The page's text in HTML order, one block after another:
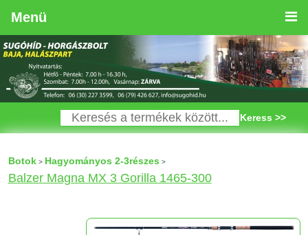
Menü
Keress >>
Botok> Hagyományos 2-3részes >
Balzer Magna MX 3 Gorilla 1465-300